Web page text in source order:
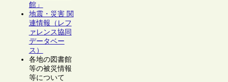
館」
地震・災害 関
連情報（レフ
ァレンス協同
データベー
ス）
各地の図書館
等の被災情報
等について